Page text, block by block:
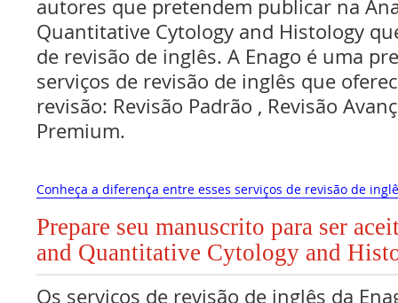
autores que pretendem publicar na
Quantitative Cytology and Histology
de revisão de inglês. A Enago é uma
serviços de revisão de inglês que
revisão: Revisão Padrão , Revisão
Premium.
Conheça a diferença entre esses serviços de revisão de
Prepare seu manuscrito para ser
and Quantitative Cytology and
Os serviços de revisão de inglês da